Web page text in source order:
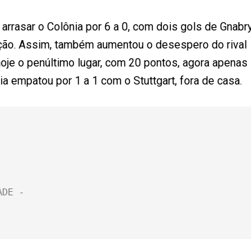
o Colônia por 6 a 0, com dois gols de
Assim, também aumentou o desespero do rival
o penúltimo lugar, com 20 pontos, agora apenas
empatou por 1 a 1 com o Stuttgart, fora de casa.